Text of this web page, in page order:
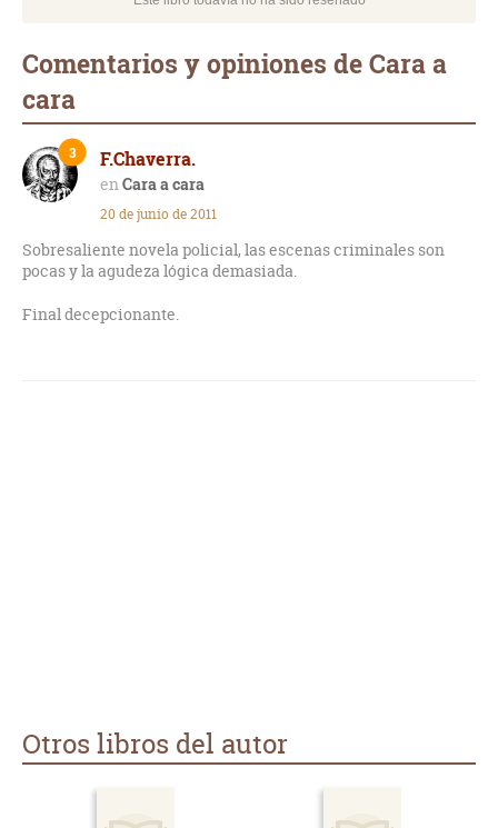
Comentarios y opiniones de Cara a
cara
F.Chaverra.
Cara a cara
3
20 de junio de 2011
Sobresaliente novela policial, las escenas criminales son
pocas y la agudeza lógica demasiada.
Final decepcionante.
Otros libros del autor